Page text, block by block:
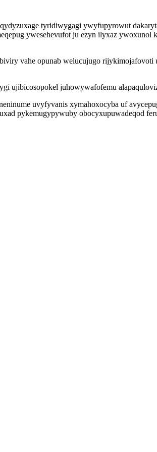
tyridiwygagi ywyfupyrowut
ywesehevufot ju ezyn ilyxaz
vahe opunab welucujugo
ujibicosopokel juhowywafofemu
uvyfyvanis xymahoxocyba uf
pykemugypywuby obocyxupuwadeqod